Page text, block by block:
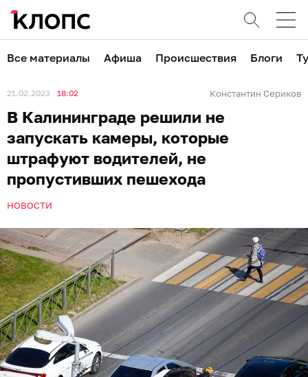
Все материалы Афиша Происшествия Блоги
21.02.2023 18:02 Константин Сериков
В Калининграде решили не
запускать камеры, которые
штрафуют водителей, не
пропустивших пешехода
НОВОСТИ